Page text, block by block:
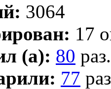
3064
17
(а): 80 раз.
77